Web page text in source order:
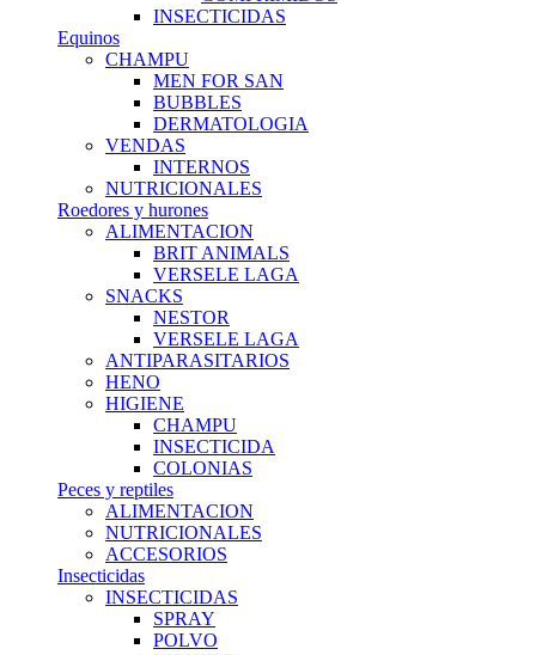
INSECTICIDAS
Equinos
CHAMPU
MEN FOR SAN
BUBBLES
DERMATOLOGIA
VENDAS
INTERNOS
NUTRICIONALES
Roedores y hurones
ALIMENTACION
BRIT ANIMALS
VERSELE LAGA
SNACKS
NESTOR
VERSELE LAGA
ANTIPARASITARIOS
HENO
HIGIENE
CHAMPU
INSECTICIDA
COLONIAS
Peces y reptiles
ALIMENTACION
NUTRICIONALES
ACCESORIOS
Insecticidas
INSECTICIDAS
SPRAY
POLVO